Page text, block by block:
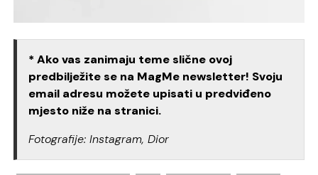
* Ako vas zanimaju teme slične ovoj
predbilježite se na MagMe newsletter! Svoju
email adresu možete upisati u predviđeno
mjesto niže na stranici.
Fotografije: Instagram, Dior